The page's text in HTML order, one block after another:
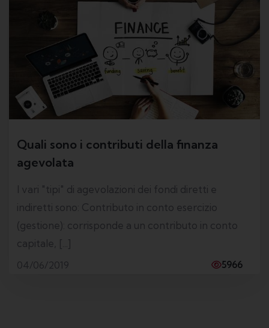
Quali sono i contributi della finanza
agevolata
I vari "tipi" di agevolazioni dei fondi diretti e
indiretti sono: Contributo in conto esercizio
(gestione): corrisponde a un contributo in conto
capitale, [...]
04/06/2019 5966